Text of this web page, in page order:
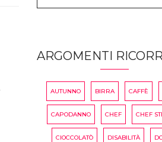
ARGOMENTI
AUTUNNO BIRRA CAFFÈ
CAPODANNO CHEF CHEF
CIOCCOLATÒ DISABILITÀ